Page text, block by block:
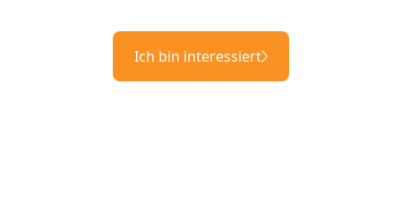
Ich bin interessiert